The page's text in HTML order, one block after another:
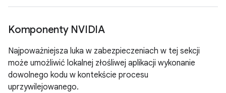
Komponenty NVIDIA
Najpoważniejsza luka w zabezpieczeniach w tej sekcji
może umożliwić lokalnej złośliwej aplikacji wykonanie
dowolnego kodu w kontekście procesu
uprzywilejowanego.